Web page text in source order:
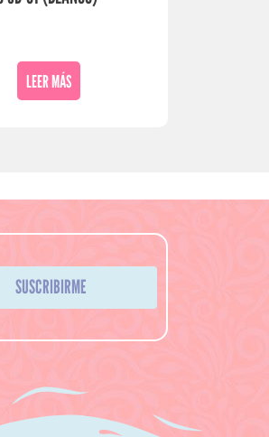
LEER MÁS
SUSCRIBIRME